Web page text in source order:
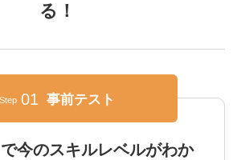
る！
Step 01 事前テスト
今のスキルレベルがわか